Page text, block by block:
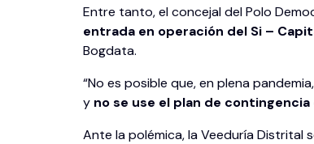
Entre tanto, el concejal del Polo
entrada en operación del Si –
Bogdata.
“No es posible que, en plena
y no se use el plan de
Ante la polémica, la Veeduría Distrital